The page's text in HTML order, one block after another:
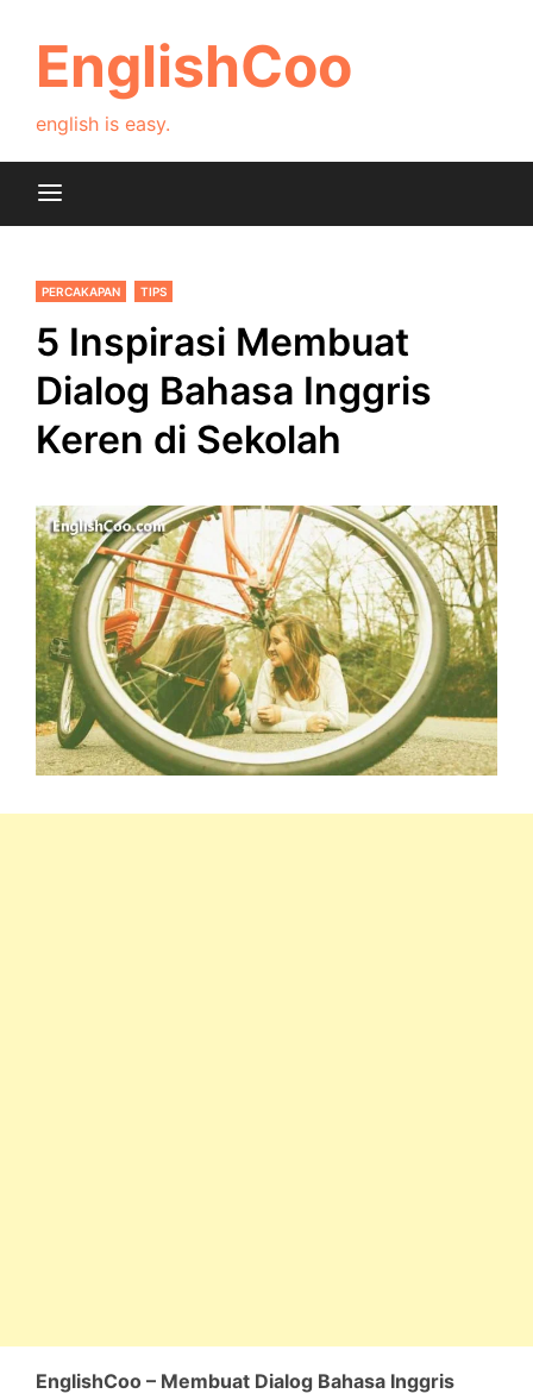
contentEnglishCoo
english is easy.
PERCAKAPAN TIPS
5 Inspirasi Membuat
Dialog Bahasa Inggris
Keren di Sekolah
EnglishCoo – Membuat Dialog Bahasa Inggris